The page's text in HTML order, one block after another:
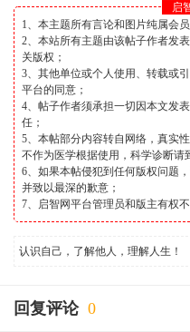
启
1、本主题所有言论和图片纯属会
2、本站所有主题由该帖子作者发
关版权；
3、其他单位或个人使用、转载或
平台的同意；
4、帖子作者须承担一切因本文发
任；
5、本帖部分内容转自网络，真实
不作为医学根据使用，科学诊断请
6、如果本帖侵犯到任何版权问题
并致以最深的歉意；
7、启智网平台管理员和版主有权
认识自己，了解他人，理解人生！
回复评论 0